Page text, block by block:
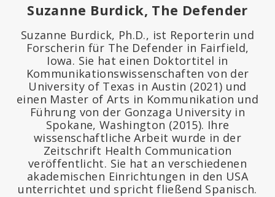
Suzanne Burdick, The Defender
Suzanne Burdick, Ph.D., ist Reporterin und
Forscherin für The Defender in Fairfield,
Iowa. Sie hat einen Doktortitel in
Kommunikationswissenschaften von der
University of Texas in Austin (2021) und
einen Master of Arts in Kommunikation und
Führung von der Gonzaga University in
Spokane, Washington (2015). Ihre
wissenschaftliche Arbeit wurde in der
Zeitschrift Health Communication
veröffentlicht. Sie hat an verschiedenen
akademischen Einrichtungen in den USA
unterrichtet und spricht fließend Spanisch.